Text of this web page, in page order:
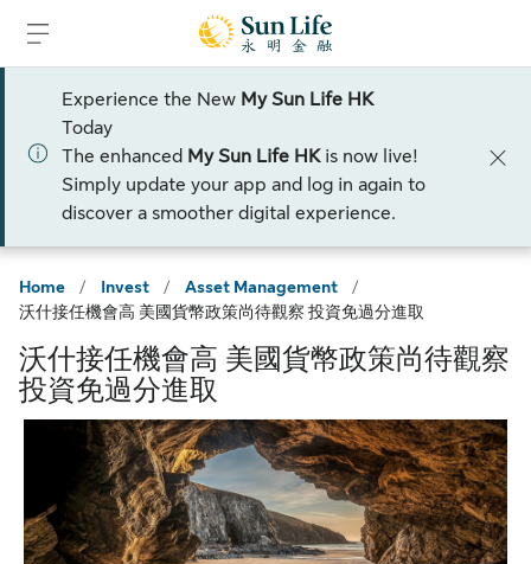
Experience the New My Sun Life HK
Today
The enhanced My Sun Life HKis now live!
Simply update your app and log in again to
discover a smoother digital experience.
Home / Invest / Asset Management
/
沃什接任機會高 美國貨幣政策尚待觀察 投資免過分進取
沃什接任機會高 美國貨幣政策尚待觀察
投資免過分進取